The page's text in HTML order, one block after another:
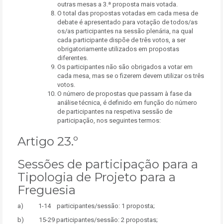
outras mesas a 3.ª proposta mais votada.
O total das propostas votadas em cada mesa de
debate é apresentado para votação de todos/as
os/as participantes na sessão plenária, na qual
cada participante dispõe de três votos, a ser
obrigatoriamente utilizados em propostas
diferentes.
Os participantes não são obrigados a votar em
cada mesa, mas se o fizerem devem utilizar os três
votos.
O número de propostas que passam à fase da
análise técnica, é definido em função do número
de participantes na respetiva sessão de
participação, nos seguintes termos:
Artigo 23.º
Sessões de participação para a
Tipologia de Projeto para a
Freguesia
a) 1-14 participantes/sessão: 1 proposta;
b) 15-29 participantes/sessão: 2 propostas;